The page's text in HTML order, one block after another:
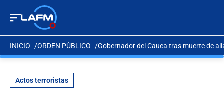
INICIO ORDEN PÚBLICO Gobernador del Cauca tras muerte de
Actos terroristas